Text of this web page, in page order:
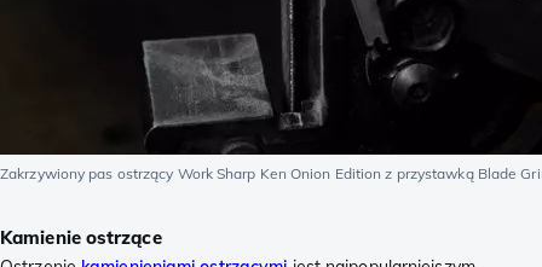
Zakrzywiony pas ostrzący Work Sharp Ken Onion Edition z przystawką Blade
Kamienie ostrzące